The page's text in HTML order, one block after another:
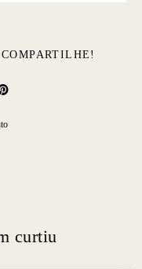
curtiu